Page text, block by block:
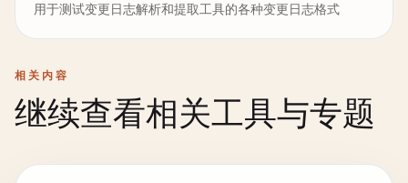
用于测试变更日志解析和提取工具的各种变更日志格式
相关内容
继续查看相关工具与专题